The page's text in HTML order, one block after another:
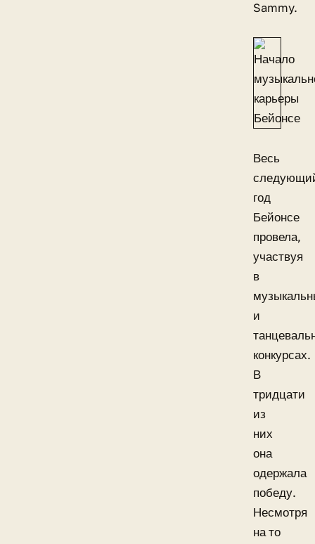
Sammy.
Весь
год
Бейонсе
провела,
участвуя
в
и
конкурсах.
В
тридцати
из
них
она
одержала
победу.
Несмотря
на то